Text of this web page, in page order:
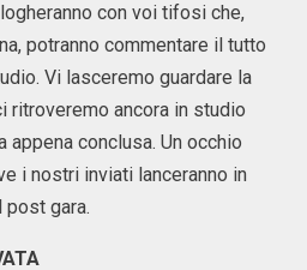
con voi tifosi che,
potranno commentare il tutto
Vi lasceremo guardare la
ritroveremo ancora in studio
appena conclusa. Un occhio
i nostri inviati lanceranno in
gara.